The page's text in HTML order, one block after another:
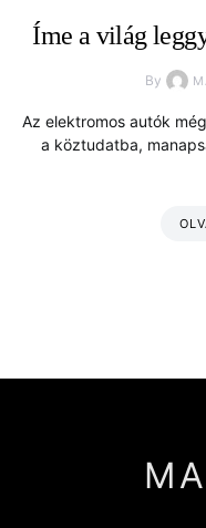
Íme a világ
By
Az elektromos autók
a köztudatba,